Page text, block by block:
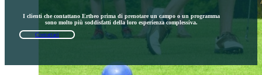
I clienti che contattano Ertheo prima di prenotare un campo o un programma
sono molto più soddisfatti della loro esperienza complessiva.
Contattaci